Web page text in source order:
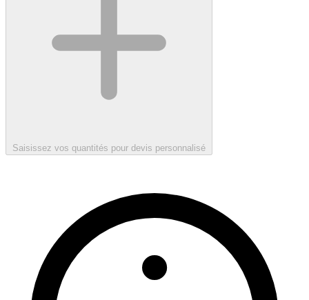
Saisissez vos quantités pour devis personnalisé